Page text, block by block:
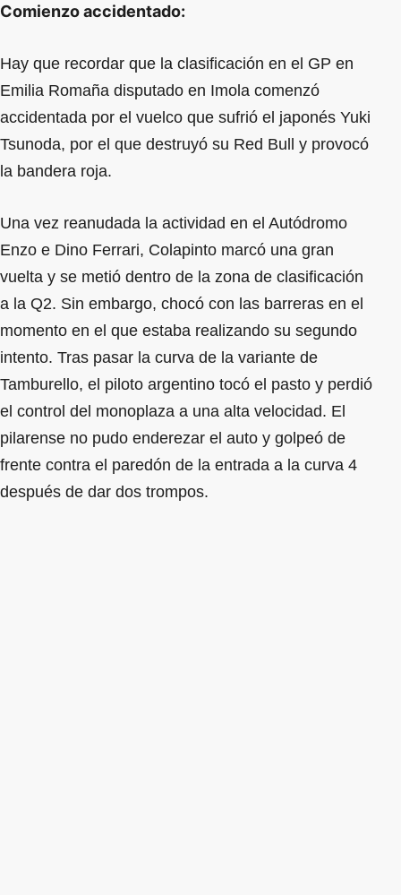
Comienzo accidentado:
Hay que recordar que la clasificación en el GP en
Emilia Romaña disputado en Imola comenzó
accidentada por el vuelco que sufrió el japonés Yuki
Tsunoda, por el que destruyó su Red Bull y provocó
la bandera roja.
Una vez reanudada la actividad en el Autódromo
Enzo e Dino Ferrari, Colapinto marcó una gran
vuelta y se metió dentro de la zona de clasificación
a la Q2. Sin embargo, chocó con las barreras en el
momento en el que estaba realizando su segundo
intento. Tras pasar la curva de la variante de
Tamburello, el piloto argentino tocó el pasto y perdió
el control del monoplaza a una alta velocidad. El
pilarense no pudo enderezar el auto y golpeó de
frente contra el paredón de la entrada a la curva 4
después de dar dos trompos.